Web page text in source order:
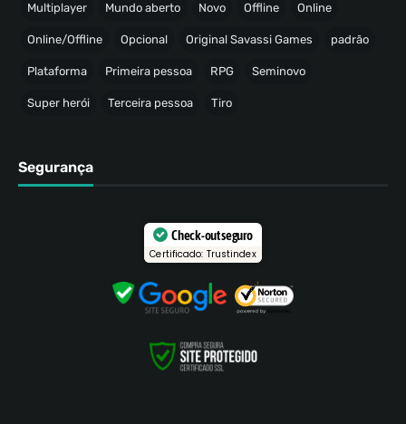
Multiplayer Mundo aberto Novo Offline Online
Online/Offline Opcional Original Savassi Games padrão
Plataforma Primeira pessoa RPG Seminovo
Super herói Terceira pessoa Tiro
Segurança
Check-out seguro
Certificado: Trustindex